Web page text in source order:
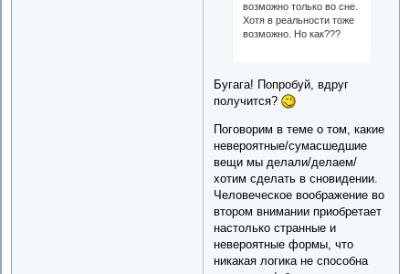
возможно только во сне.
Хотя в реальности тоже
возможно. Но как???
Бугага! Попробуй, вдруг
получится?
Поговорим в теме о том, какие
невероятные/сумасшедшие
вещи мы делали/делаем/
хотим сделать в сновидении.
Человеческое воображение во
втором внимании приобретает
настолько странные и
невероятные формы, что
никакая логика не способна